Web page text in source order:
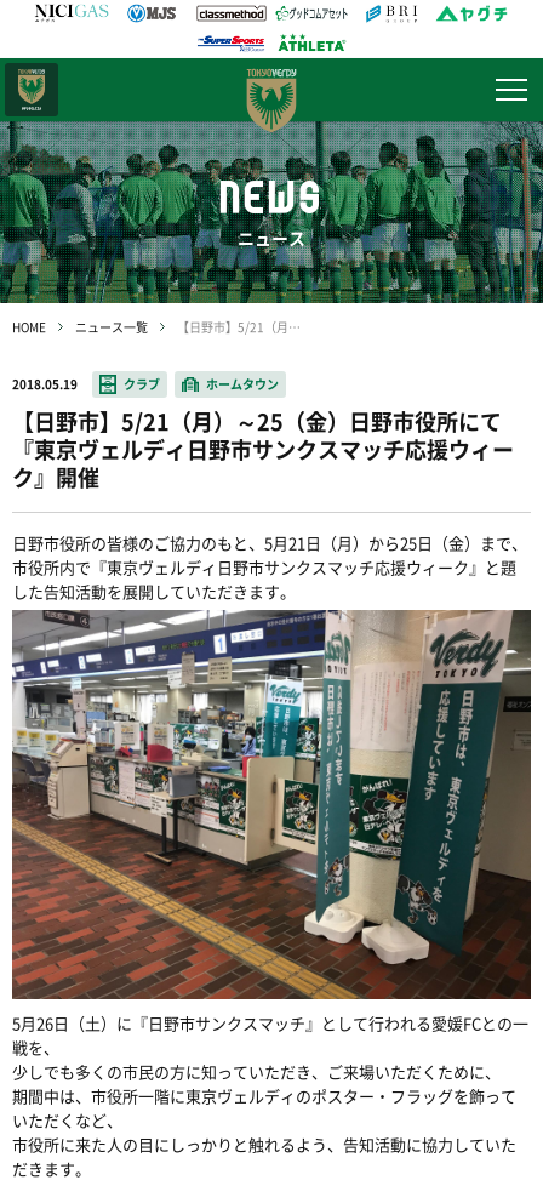
NEWS
ニュース
HOME ニュース一覧 【日野市】5/21（月）～25（金）日野市役所にて『東京ヴェルディ日野市サンクスマッチ応援ウィーク』開催
2018.05.19 クラブ ホームタウン
【日野市】5/21（月）～25（金）日野市役所にて
『東京ヴェルディ日野市サンクスマッチ応援ウィー
ク』開催
日野市役所の皆様のご協力のもと、5月21日（月）から25日（金）まで、
市役所内で『東京ヴェルディ日野市サンクスマッチ応援ウィーク』と題
した告知活動を展開していただきます。
5月26日（土）に『日野市サンクスマッチ』として行われる愛媛FCとの一
戦を、
少しでも多くの市民の方に知っていただき、ご来場いただくために、
期間中は、市役所一階に東京ヴェルディのポスター・フラッグを飾って
いただくなど、
市役所に来た人の目にしっかりと触れるよう、告知活動に協力していた
だきます。